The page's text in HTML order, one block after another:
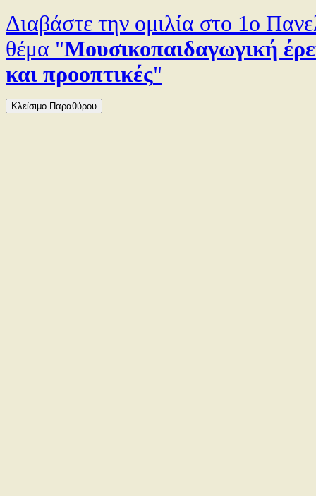
Διαβάστε την ομιλία στο 1ο
θέμα "Μουσικοπαιδαγωγική
και προοπτικές"